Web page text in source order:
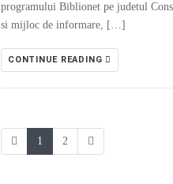
programului Biblionet pe judetul
si mijloc de informare, […]
CONTINUE READING
1 2